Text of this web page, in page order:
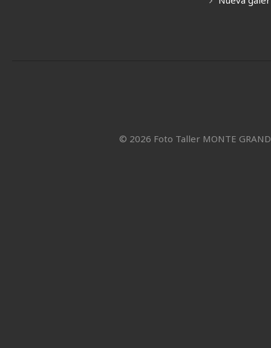
© 2026 Foto Taller MONTE